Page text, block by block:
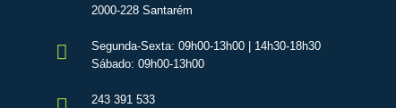
2000-228 Santarém
Segunda-Sexta: 09h00-13h00 | 14h30-18h30
Sábado: 09h00-13h00
243 391 533